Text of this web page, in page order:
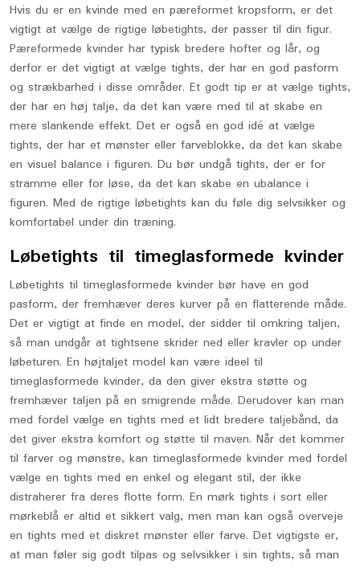
Hvis du er en kvinde med en pæreformet kropsform, er det
vigtigt at vælge de rigtige løbetights, der passer til din figur.
Pæreformede kvinder har typisk bredere hofter og lår, og
derfor er det vigtigt at vælge tights, der har en god pasform
og strækbarhed i disse områder. Et godt tip er at vælge tights,
der har en høj talje, da det kan være med til at skabe en
mere slankende effekt. Det er også en god idé at vælge
tights, der har et mønster eller farveblokke, da det kan skabe
en visuel balance i figuren. Du bør undgå tights, der er for
stramme eller for løse, da det kan skabe en ubalance i
figuren. Med de rigtige løbetights kan du føle dig selvsikker og
komfortabel under din træning.
Løbetights til timeglasformede kvinder
Løbetights til timeglasformede kvinder bør have en god
pasform, der fremhæver deres kurver på en flatterende måde.
Det er vigtigt at finde en model, der sidder til omkring taljen,
så man undgår at tightsene skrider ned eller kravler op under
løbeturen. En højtaljet model kan være ideel til
timeglasformede kvinder, da den giver ekstra støtte og
fremhæver taljen på en smigrende måde. Derudover kan man
med fordel vælge en tights med et lidt bredere taljebånd, da
det giver ekstra komfort og støtte til maven. Når det kommer
til farver og mønstre, kan timeglasformede kvinder med fordel
vælge en tights med en enkel og elegant stil, der ikke
distraherer fra deres flotte form. En mørk tights i sort eller
mørkeblå er altid et sikkert valg, men man kan også overveje
en tights med et diskret mønster eller farve. Det vigtigste er,
at man føler sig godt tilpas og selvsikker i sin tights, så man